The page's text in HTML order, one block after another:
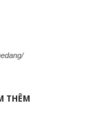
THÊM